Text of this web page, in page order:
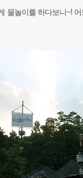
물놀이를 하다보니~!